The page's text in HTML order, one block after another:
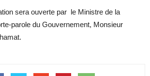
sera ouverte par le Ministre de la
parole du Gouvernement, Monsieur